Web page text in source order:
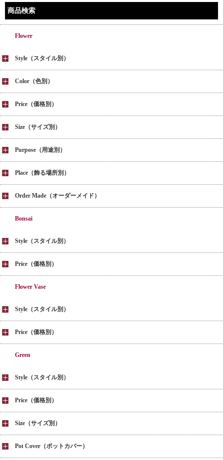
商品検索
Flower
Style（スタイル別）
Color（色別）
Price（価格別）
Size（サイズ別）
Purpose（用途別）
Place（飾る場所別）
Order Made（オーダーメイド）
Bonsai
Style（スタイル別）
Price（価格別）
Flower Vase
Style（スタイル別）
Price（価格別）
Green
Style（スタイル別）
Price（価格別）
Size（サイズ別）
Pot Cover（ポットカバー）